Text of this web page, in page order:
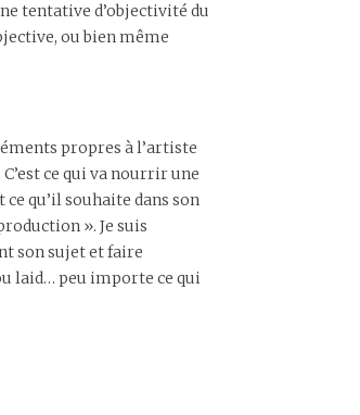
tentative d’objectivité du
ou bien même
propres à l’artiste
ce qui va nourrir une
qu’il souhaite dans son
». Je suis
son sujet et faire
laid… peu importe ce qui